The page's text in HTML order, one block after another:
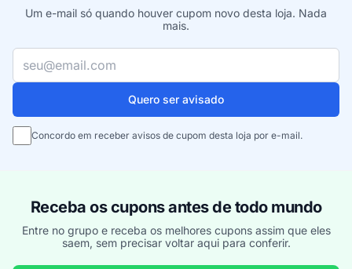
Um e-mail só quando houver cupom novo desta loja. Nada
mais.
Seu e-mail
Quero ser avisado
Concordo em receber avisos de cupom desta loja por e-mail.
Receba os cupons antes de todo mundo
Entre no grupo e receba os melhores cupons assim que eles
saem, sem precisar voltar aqui para conferir.